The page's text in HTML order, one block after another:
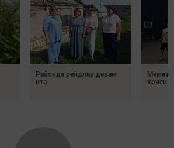
Районда рейдлар дәвам
итә
көчен